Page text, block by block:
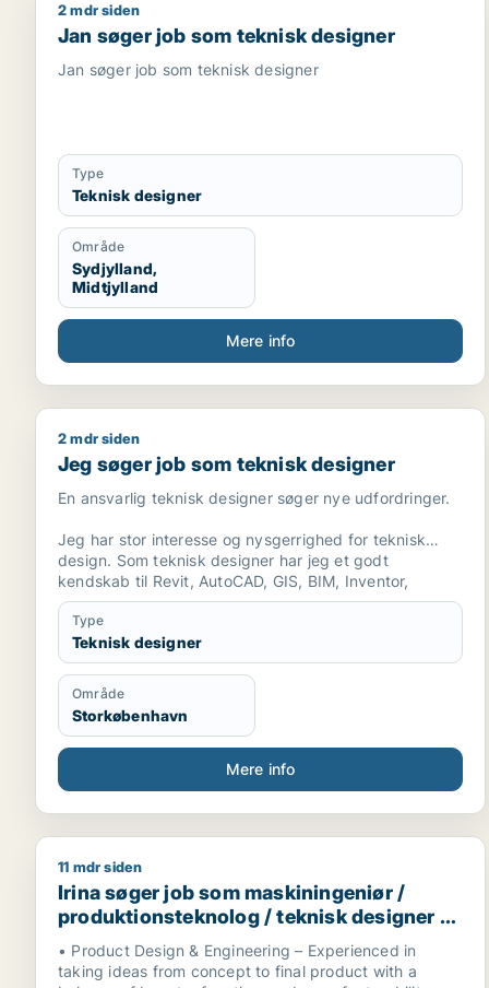
Jan søger job som teknisk designer
2 mdr siden
Jan søger job som teknisk designer
Jan søger job som teknisk designer
Type
Teknisk designer
Område
Sydjylland,
Midtjylland
Mere info
Jeg søger job som teknisk designer
2 mdr siden
Jeg søger job som teknisk designer
En ansvarlig teknisk designer søger nye udfordringer.
Jeg har stor interesse og nysgerrighed for teknisk
design. Som teknisk designer har jeg et godt
kendskab til Revit, AutoCAD, GIS, BIM, Inventor,
Twinmotion, grafisk design, Office Pakken og IT-
kundskaber.
Med en teknisk designer uddannelse, kan jeg indgå i
løsning af tekniske opgaver til bygge og anlæg. Jeg
ønsker at tage ansvar for at løse tekniske tegne
opgaver.
Respekt, loyalitet, teamwork og selvstændighed er
vigtige nøgleord for mig på en arbejdsplads. Jeg er
meget fleksibel, udadvendt, ansvarlig og har et godt
Jeg er ledig og ser frem til et personligt møde for at få
lejlighed til yderligere at redegøre for mine
kvalifikationer.
Jeg træffes dagligt på mobiltelefon [xxxxx] eller på
mail: [xxxxx]
Type
Teknisk designer
Område
Storkøbenhavn
Mere info
Irina søger job som maskiningeniør /
11 mdr siden
Irina søger job som maskiningeniør /
produktionsteknolog / teknisk designer /
konstruktør
• Product Design & Engineering – Experienced in
taking ideas from concept to final product with a